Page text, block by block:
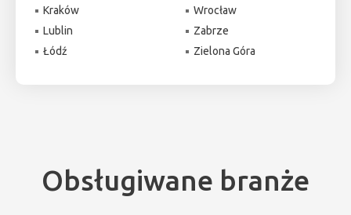
Kraków
Lublin
Łódź
Wrocław
Zabrze
Zielona Góra
Obsługiwane branże